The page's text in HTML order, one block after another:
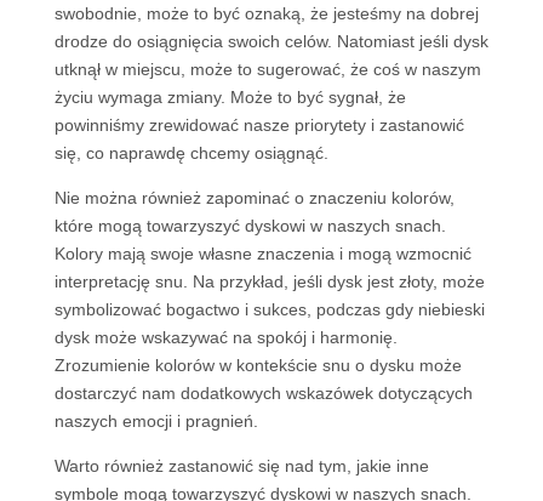
swobodnie, może to być oznaką, że jesteśmy na dobrej
drodze do osiągnięcia swoich celów. Natomiast jeśli dysk
utknął w miejscu, może to sugerować, że coś w naszym
życiu wymaga zmiany. Może to być sygnał, że
powinniśmy zrewidować nasze priorytety i zastanowić
się, co naprawdę chcemy osiągnąć.
Nie można również zapominać o znaczeniu kolorów,
które mogą towarzyszyć dyskowi w naszych snach.
Kolory mają swoje własne znaczenia i mogą wzmocnić
interpretację snu. Na przykład, jeśli dysk jest złoty, może
symbolizować bogactwo i sukces, podczas gdy niebieski
dysk może wskazywać na spokój i harmonię.
Zrozumienie kolorów w kontekście snu o dysku może
dostarczyć nam dodatkowych wskazówek dotyczących
naszych emocji i pragnień.
Warto również zastanowić się nad tym, jakie inne
symbole mogą towarzyszyć dyskowi w naszych snach.